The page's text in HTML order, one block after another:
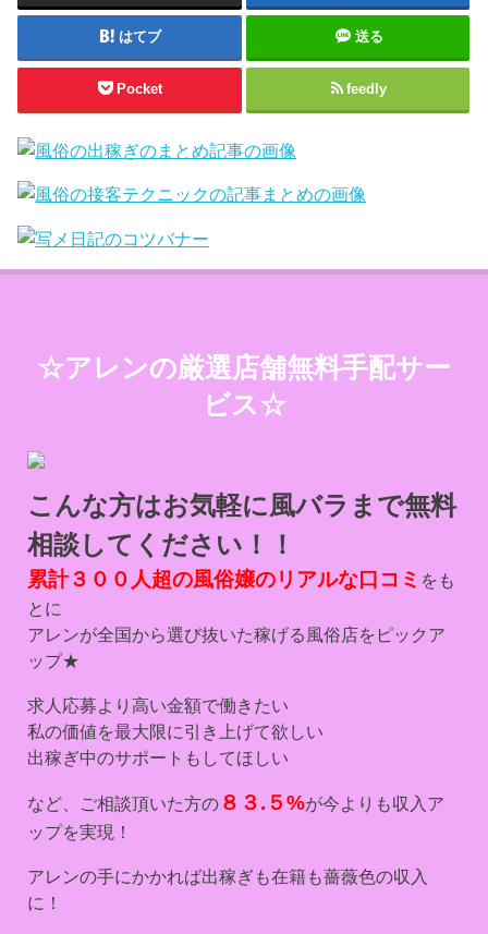
はてブ 送る
Pocket feedly
☆アレンの厳選店舗無料手配サー
ビス☆
こんな方はお気軽に風バラまで無料
相談してください！！
累計３００人超の風俗嬢のリアルな口コミ をも
とに
アレンが全国から選び抜いた稼げる風俗店をピックア
ップ★
求人応募より高い金額で働きたい
私の価値を最大限に引き上げて欲しい
出稼ぎ中のサポートもしてほしい
など、ご相談頂いた方の８３.５%が今よりも収入ア
ップを実現！
アレンの手にかかれば出稼ぎも在籍も薔薇色の収入
に！